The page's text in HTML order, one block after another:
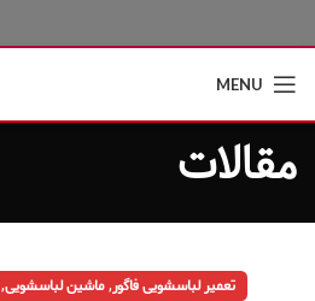
MENU
مقالات
تعمیر لباسشویی فاگور,ماشین لباسشویی,